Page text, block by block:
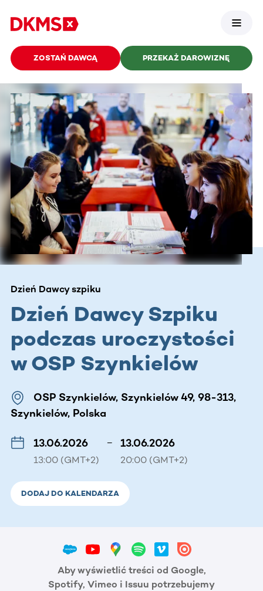
ZOSTAŃ DAWCĄ PRZEKAŻ DAROWIZNĘ
Dzień Dawcy szpiku
Dzień Dawcy Szpiku
podczas uroczystości
w OSP Szynkielów
OSP Szynkielów, Szynkielów 49, 98-313,
Szynkielów, Polska
13.06.2026
13:00 (GMT+2)
– 13.06.2026
20:00 (GMT+2)
DODAJ DO KALENDARZA
Aby wyświetlić treści od Google,
Spotify, Vimeo i Issuu potrzebujemy